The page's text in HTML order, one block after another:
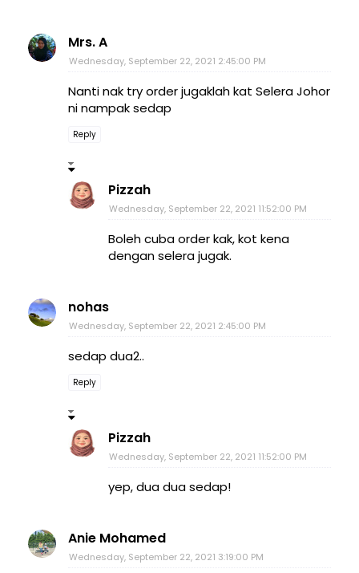
Mrs. A
Wednesday, September 22, 2021 2:45:00 PM
Nanti nak try order jugaklah kat Selera Johor
ni nampak sedap
Reply
Pizzah
Wednesday, September 22, 2021 11:52:00 PM
Boleh cuba order kak, kot kena
dengan selera jugak.
nohas
Wednesday, September 22, 2021 2:45:00 PM
sedap dua2..
Reply
Pizzah
Wednesday, September 22, 2021 11:52:00 PM
yep, dua dua sedap!
Anie Mohamed
Wednesday, September 22, 2021 3:19:00 PM